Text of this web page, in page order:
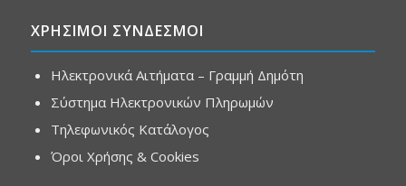
ΧΡΗΣΙΜΟΙ ΣΥΝΔΕΣΜΟΙ
Ηλεκτρονικά Αιτήματα – Γραμμή Δημότη
Σύστημα Ηλεκτρονικών Πληρωμών
Τηλεφωνικός Κατάλογος
Όροι Χρήσης & Cookies